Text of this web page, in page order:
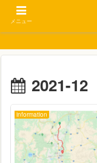
2021-12
information
メニュー